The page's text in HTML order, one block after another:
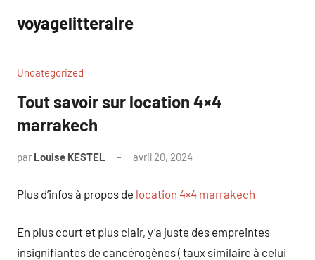
contenu
voyagelitteraire
Uncategorized
Tout savoir sur location 4×4
marrakech
par Louise KESTEL avril 20, 2024
Plus d’infos à propos de location 4×4 marrakech
En plus court et plus clair, y’a juste des empreintes
insignifiantes de cancérogènes ( taux similaire à celui